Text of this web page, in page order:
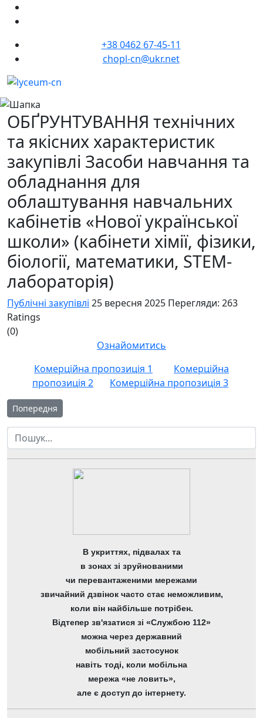
+38 0462 67-45-11
chopl-cn@ukr.net
ОБҐРУНТУВАННЯ технічних
та якісних характеристик
закупівлі Засоби навчання та
обладнання для
облаштування навчальних
кабінетів «Нової української
школи» (кабінети хімії, фізики,
біології, математики, STEM-
лабораторія)
Публічні закупівлі 25 вересня 2025 Перегляди: 263
Ratings
(0)
Ознайомитись
Комерційна пропозиція 1
Комерційна
пропозиція 2
Комерційна пропозиція 3
Попередня стаття: ОБҐРУНТУВАННЯ Навчальне приладдя та
Попередня
Пошук
В укриттях, підвалах та
в зонах зі зруйнованими
чи перевантаженими мережами
звичайний дзвінок часто стає неможливим,
коли він найбільше потрібен.
Відтепер зв'язатися зі «Службою 112»
можна через державний
мобільний застосунок
навіть тоді, коли мобільна
мережа «не ловить»,
але є доступ до інтернету.